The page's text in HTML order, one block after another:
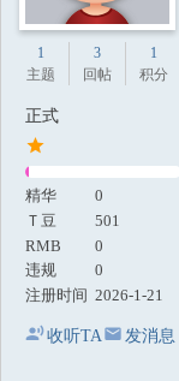
1
主题
3
回帖
1
积分
正式
精华
0
Ｔ豆
501
RMB
0
违规
0
注册时间 2026-1-21
收听TA 发消息